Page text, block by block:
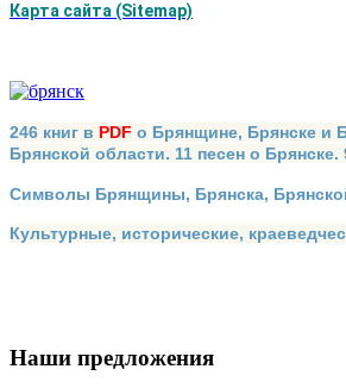
Карта сайта (Sitemap)
246 книг в PDF о Брянщине, Брянске и
Брянской области. 11 песен о
Символы Брянщины, Брянска,
Культурные, исторические,
Наши предложения